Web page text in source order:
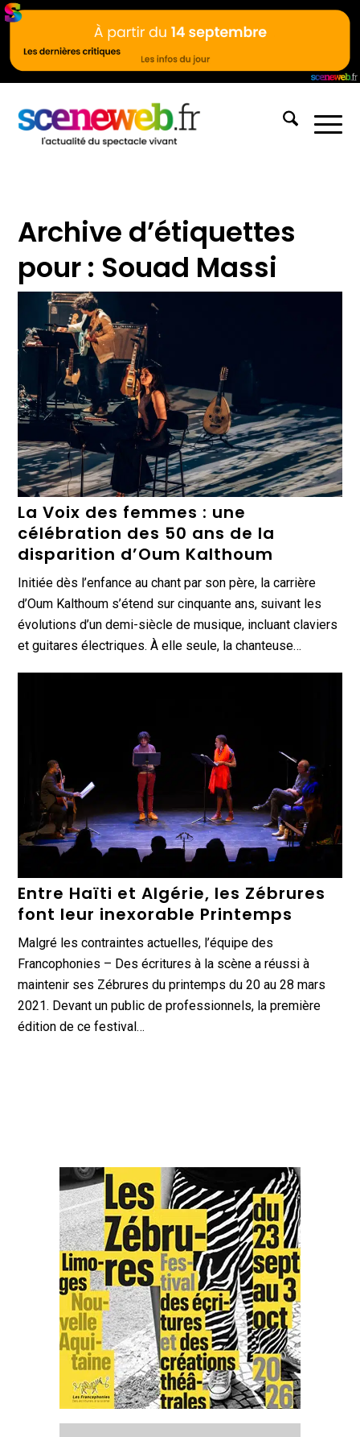
Archive d’étiquettes
pour : Souad Massi
La Voix des femmes : une
célébration des 50 ans de la
disparition d’Oum Kalthoum
Initiée dès l’enfance au chant par son père, la carrière
d’Oum Kalthoum s’étend sur cinquante ans, suivant les
évolutions d’un demi-siècle de musique, incluant claviers
et guitares électriques. À elle seule, la chanteuse…
Entre Haïti et Algérie, les Zébrures
font leur inexorable Printemps
Malgré les contraintes actuelles, l’équipe des
Francophonies – Des écritures à la scène a réussi à
maintenir ses Zébrures du printemps du 20 au 28 mars
2021. Devant un public de professionnels, la première
édition de ce festival…